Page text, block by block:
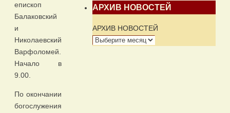
епископ
Балаковский
и
Николаевский
Варфоломей.
Начало в
9.00.
По окончании
богослужения
АРХИВ НОВОСТЕЙ
АРХИВ НОВОСТЕЙ